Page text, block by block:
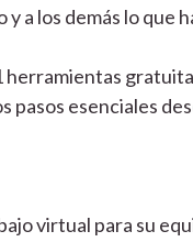
y a los demás lo
herramientas
pasos esenciales
virtual para su